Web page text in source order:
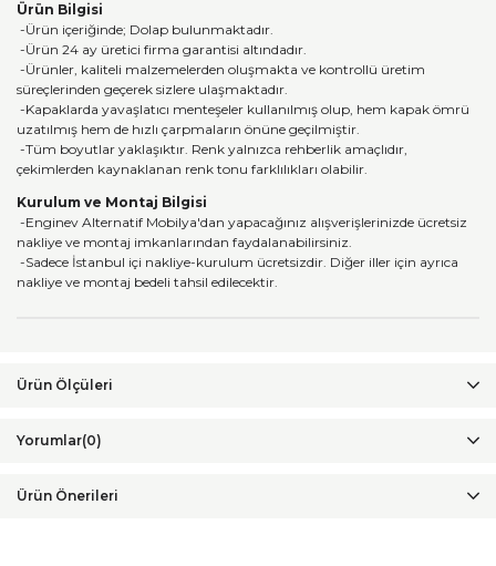
Ürün Bilgisi
-Ürün içeriğinde; Dolap bulunmaktadır.
-Ürün 24 ay üretici firma garantisi altındadır.
-Ürünler, kaliteli malzemelerden oluşmakta ve kontrollü üretim
süreçlerinden geçerek sizlere ulaşmaktadır.
-Kapaklarda yavaşlatıcı menteşeler kullanılmış olup, hem kapak ömrü
uzatılmış hem de hızlı çarpmaların önüne geçilmiştir.
-Tüm boyutlar yaklaşıktır. Renk yalnızca rehberlik amaçlıdır,
çekimlerden kaynaklanan renk tonu farklılıkları olabilir.
Kurulum ve Montaj Bilgisi
-Enginev Alternatif Mobilya'dan yapacağınız alışverişlerinizde ücretsiz
nakliye ve montaj imkanlarından faydalanabilirsiniz.
-Sadece İstanbul içi nakliye-kurulum ücretsizdir. Diğer iller için ayrıca
nakliye ve montaj bedeli tahsil edilecektir.
Yorumlar(0)
Ürün Önerileri